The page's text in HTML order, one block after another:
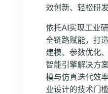
效创新、轻松研发
依托AI实现工业
全链路赋能，打
建模、参数优化
智能引擎解决方
模与仿真迭代效
业设计的技术门